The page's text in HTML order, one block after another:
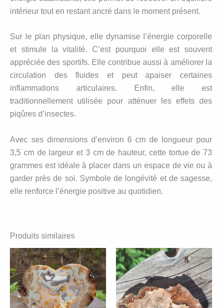
intérieur tout en restant ancré dans le moment présent.
Sur le plan physique, elle dynamise l’énergie corporelle
et stimule la vitalité. C’est pourquoi elle est souvent
appréciée des sportifs. Elle contribue aussi à améliorer la
circulation des fluides et peut apaiser certaines
inflammations articulaires. Enfin, elle est
traditionnellement utilisée pour atténuer les effets des
piqûres d’insectes.
Avec ses dimensions d’environ 6 cm de longueur pour
3,5 cm de largeur et 3 cm de hauteur, cette tortue de 73
grammes est idéale à placer dans un espace de vie ou à
garder près de soi. Symbole de longévité et de sagesse,
elle renforce l’énergie positive au quotidien.
Produits similaires